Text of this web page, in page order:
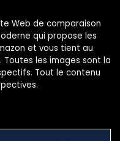
Web de comparaison
qui propose les
et vous tient au
les images sont la
Tout le contenu